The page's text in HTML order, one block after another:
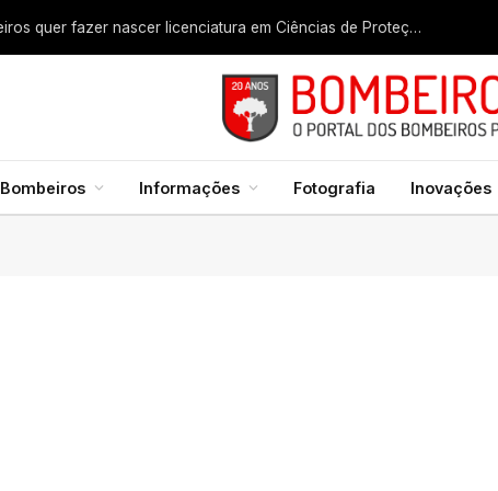
Liga dos Bombeiros quer fazer nascer licenciatura em Ciências de Proteção Civil e Bombeiros
Bombeiros Informações Fotografia Inovações